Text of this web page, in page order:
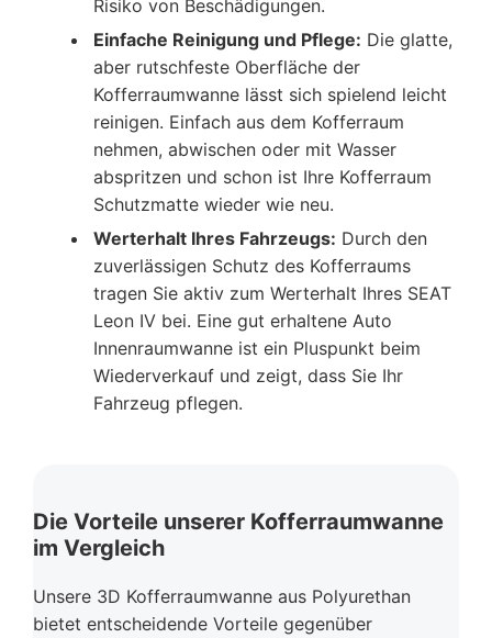
Risiko von Beschädigungen.
Einfache Reinigung und Pflege: Die glatte,
aber rutschfeste Oberfläche der
Kofferraumwanne lässt sich spielend leicht
reinigen. Einfach aus dem Kofferraum
nehmen, abwischen oder mit Wasser
abspritzen und schon ist Ihre Kofferraum
Schutzmatte wieder wie neu.
Werterhalt Ihres Fahrzeugs: Durch den
zuverlässigen Schutz des Kofferraums
tragen Sie aktiv zum Werterhalt Ihres SEAT
Leon IV bei. Eine gut erhaltene Auto
Innenraumwanne ist ein Pluspunkt beim
Wiederverkauf und zeigt, dass Sie Ihr
Fahrzeug pflegen.
Die Vorteile unserer Kofferraumwanne
im Vergleich
Unsere 3D Kofferraumwanne aus Polyurethan
bietet entscheidende Vorteile gegenüber